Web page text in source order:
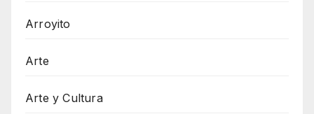
Arroyito
Arte
Arte y Cultura